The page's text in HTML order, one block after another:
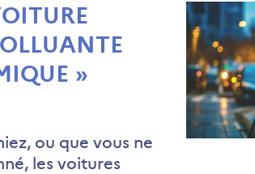
»
ou que vous ne
les voitures